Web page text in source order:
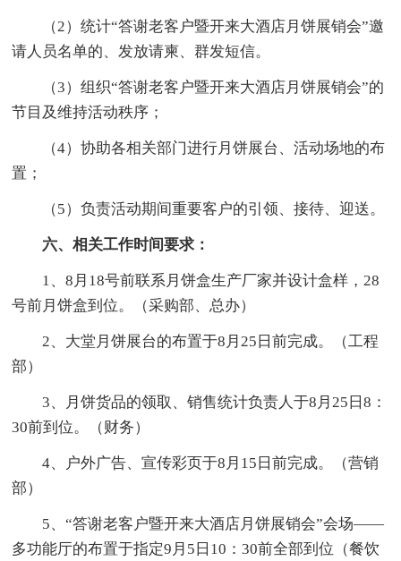
（2）统计“答谢老客户暨开来大酒店月饼展销会”邀
请人员名单的、发放请柬、群发短信。
（3）组织“答谢老客户暨开来大酒店月饼展销会”的
节目及维持活动秩序；
（4）协助各相关部门进行月饼展台、活动场地的布
置；
（5）负责活动期间重要客户的引领、接待、迎送。
六、相关工作时间要求：
1、8月18号前联系月饼盒生产厂家并设计盒样，28
号前月饼盒到位。（采购部、总办）
2、大堂月饼展台的布置于8月25日前完成。（工程
部）
3、月饼货品的领取、销售统计负责人于8月25日8：
30前到位。（财务）
4、户外广告、宣传彩页于8月15日前完成。（营销
部）
5、“答谢老客户暨开来大酒店月饼展销会”会场——
多功能厅的布置于指定9月5日10：30前全部到位（餐饮